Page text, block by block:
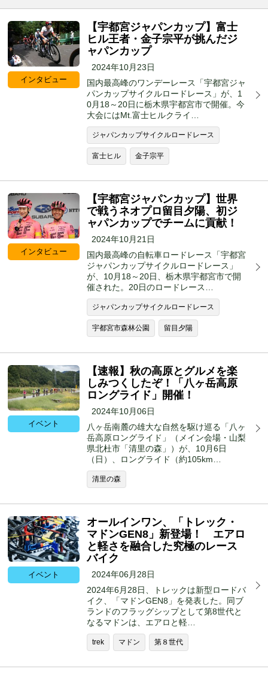
インタビュー
【宇都宮ジャパンカップ】富士
ヒル王者・金子宗平が挑んだジ
ャパンカップ
2024年10月23日
国内最高峰のワンデーレース「宇都宮ジャ
パンカップサイクルロードレース」が、1
0月18～20日に栃木県宇都宮市で開催。今
大会にはMt.富士ヒルクライ…
ジャパンカップサイクルロードレース
富士ヒル 金子宗平
インタビュー
【宇都宮ジャパンカップ】世界
で戦うネオプロ留目夕陽、初ジ
ャパンカップでチームに貢献！
2024年10月21日
国内最高峰の自転車ロードレース「宇都宮
ジャパンカップサイクルロードレース」
が、10月18～20日、栃木県宇都宮市で開
催された。20日のロードレース…
ジャパンカップサイクルロードレース
宇都宮市森林公園 留目夕陽
イベント
【速報】秋の高原とグルメを楽
しみつくしたぞ！「八ヶ岳高原
ロングライド」開催！
2024年10月06日
八ヶ岳南麓の雄大な自然を駆け巡る「八ヶ
岳高原ロングライド」（メイン会場・山梨
県北杜市「清里の森」）が、10月6日
（日）、ロングライド（約105km…
清里の森
イベント
オールインワン、「トレック・
マドンGEN8」新登場！ エアロ
と軽さを融合した究極のレース
バイク
2024年06月28日
2024年6月28日、トレックは新型ロードバ
イク、「マドンGEN8」を発表した。同ブ
ランドのフラッグシップとして第8世代と
なるマドンは、エアロと軽…
trek マドン 第８世代